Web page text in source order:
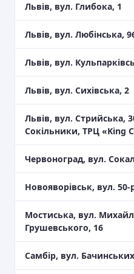
Львів, вул. Глибока, 1
Львів, вул. Любінська,
Львів, вул.
Львів, вул. Сихівська, 2
Львів, вул. Стрийська,
Сокільники, ТРЦ «King
Червоноград, вул.
Новояворівськ, вул. 50-
Мостиська, вул.
Грушевського, 16
Самбір, вул.